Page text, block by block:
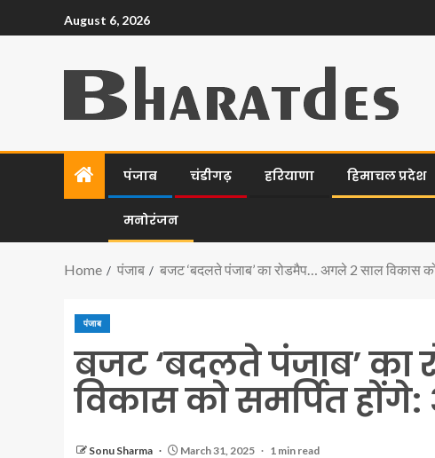
August 6, 2026
पंजाब चंडीगढ़ हरियाणा हिमाचल प्रदेश
मनोरंजन
Home पंजाब बजट ‘बदलते पंजाब’ का रोडमैप… अगले 2 साल विकास को
पंजाब
बजट ‘बदलते पंजाब’
विकास को समर्पित
Sonu Sharma March 31, 2025 1 min read